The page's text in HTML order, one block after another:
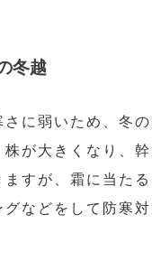
冬越
さに弱いため、冬
が大きくなり、
すが、霜に当た
などをして防寒